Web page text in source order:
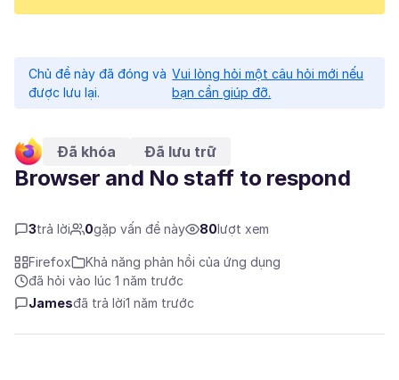
Chủ đề này đã đóng và
được lưu lại.
Vui lòng hỏi một câu hỏi mới nếu
bạn cần giúp đỡ.
Đã khóa Đã lưu trữ
Browser and No staff to respond
3trả lời 0gặp vấn đề này 80lượt xem
Firefox
Khả năng phản hồi của ứng dụng
đã hỏi vào lúc 1 năm trước
Jamesđã trả lời1 năm trước